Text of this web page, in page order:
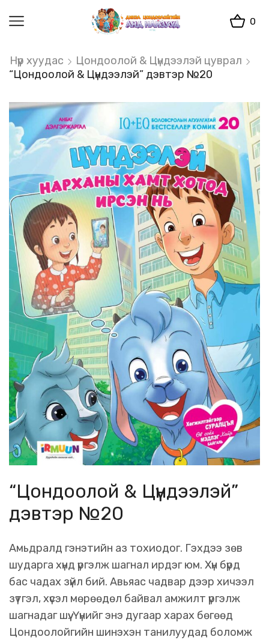
0
Нүүр хуудас
Цондоолой & Цүндээлэй цуврал
“Цондоолой & Цүндээлэй” дэвтэр №20
“Цондоолой & Цүндээлэй”
дэвтэр №20
Амьдралд гэнэтийн аз тохиодог. Гэхдээ зөв
шударга хүнд үргэлж шагнал ирдэг юм. Хүн бүрд
бас чадах зүйл бий. Авьяас чадвар дээр хичээл
зүтгэл, хүсэл мөрөөдөл байвал амжилт үргэлж
шагнадаг шүү. Үүнийг энэ дугаар харах бөгөөд
Цондоолойгийн шинэхэн танилуудад боломж